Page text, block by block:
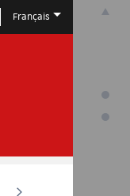
Français